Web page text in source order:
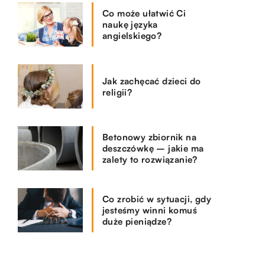
Co może ułatwić Ci
naukę języka
angielskiego?
Jak zachęcać dzieci do
religii?
Betonowy zbiornik na
deszczówkę – jakie ma
zalety to rozwiązanie?
Co zrobić w sytuacji, gdy
jesteśmy winni komuś
duże pieniądze?